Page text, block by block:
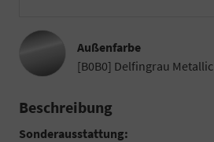
Außenfarbe
[B0B0] Delfingrau Metallic
Beschreibung
Sonderausstattung: